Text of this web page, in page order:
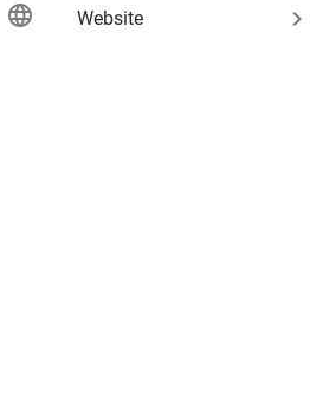
language Website keyboard_arrow_right